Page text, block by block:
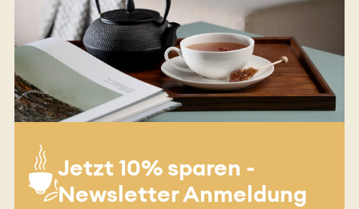
Jetzt 10% sparen -
Newsletter Anmeldung